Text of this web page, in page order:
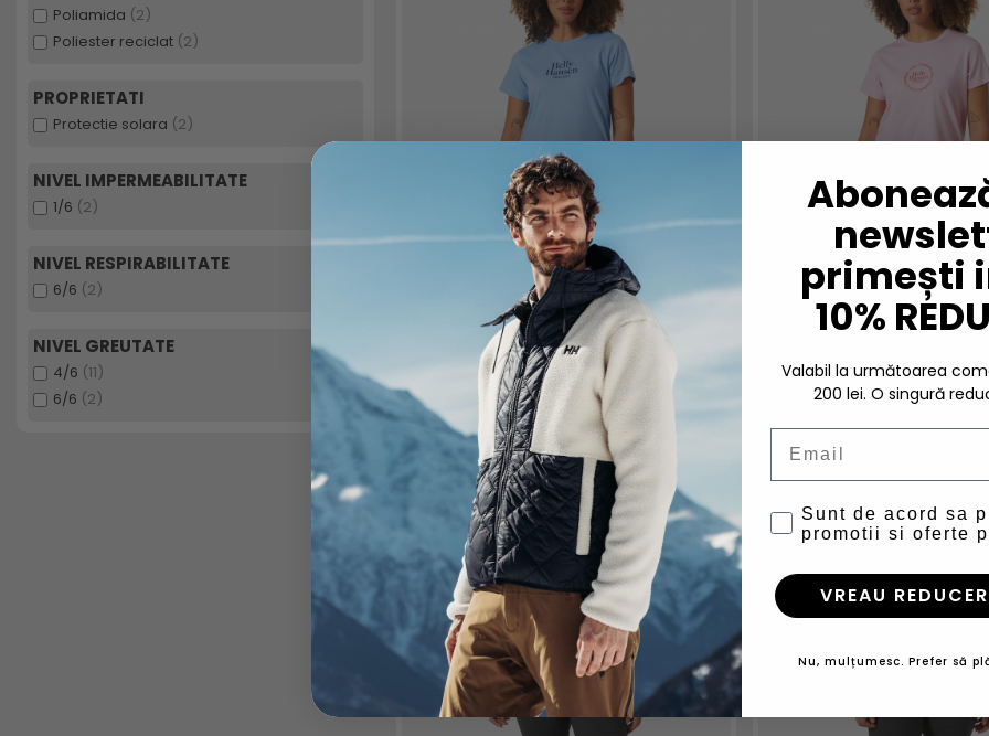
Poliamida (2)
Poliester reciclat (2)
PROPRIETATI
Protectie solara (2)
NIVEL IMPERMEABILITATE
1/6 (2)
NIVEL RESPIRABILITATE
6/6 (2)
NIVEL GREUTATE
4/6 (11)
6/6 (2)
Tricou dama Helly Hansen Core
Graphic T-Shirt
177,94 Lei
Tricou dama Helly
Graphic T-Shirt
primești
10%
Valabil la următoarea
200 lei. O singură
Sunt de acord sa
promotii si oferte
VREAU
Nu, mulțumesc. Prefer să